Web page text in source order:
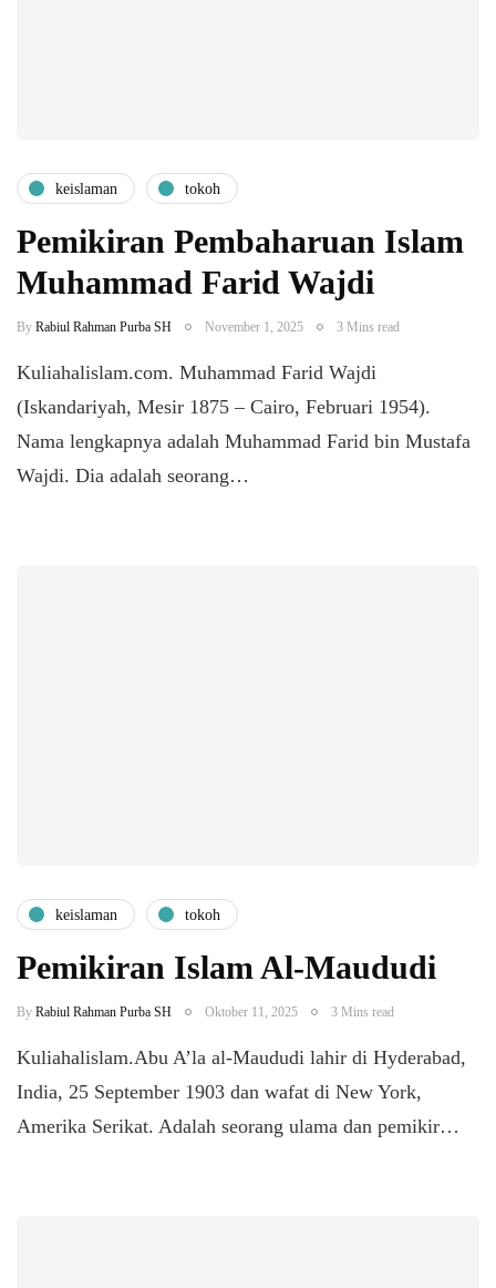
keislaman tokoh
Pemikiran Pembaharuan Islam
Muhammad Farid Wajdi
By Rabiul Rahman Purba SH November 1, 2025 3 Mins read
Kuliahalislam.com. Muhammad Farid Wajdi
(Iskandariyah, Mesir 1875 – Cairo, Februari 1954).
Nama lengkapnya adalah Muhammad Farid bin Mustafa
Wajdi. Dia adalah seorang…
keislaman tokoh
Pemikiran Islam Al-Maududi
By Rabiul Rahman Purba SH Oktober 11, 2025 3 Mins read
Kuliahalislam.Abu A’la al-Maududi lahir di Hyderabad,
India, 25 September 1903 dan wafat di New York,
Amerika Serikat. Adalah seorang ulama dan pemikir…